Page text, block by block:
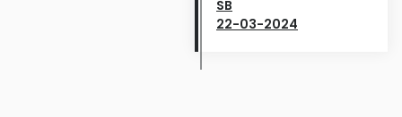
SB
22-03-2024